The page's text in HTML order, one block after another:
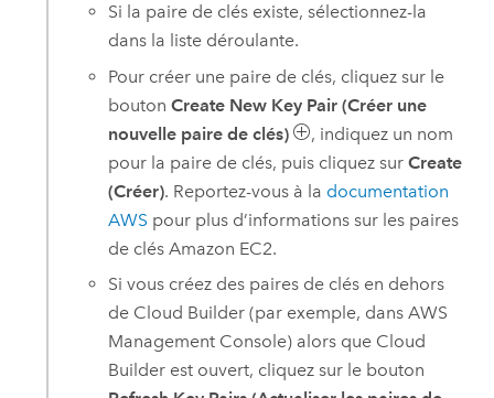
Si la paire de clés existe, sélectionnez-la
dans la liste déroulante.
Pour créer une paire de clés, cliquez sur le
boutonCreate New Key Pair (Créer une
nouvelle paire de clés)
, indiquez un nom
pour la paire de clés, puis cliquez surCreate
(Créer). Reportez-vous à la documentation
AWS pour plus d’informations sur les paires
de clésAmazon EC2.
Si vous créez des paires de clés en dehors
de Cloud Builder (par exemple, dansAWS
Management Console) alors que Cloud
Builder est ouvert, cliquez sur le bouton